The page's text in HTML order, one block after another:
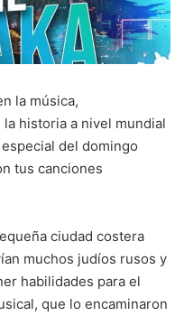
la música,
historia a nivel mundial
del domingo
tus canciones
ciudad costera
muchos judíos rusos y
habilidades para el
que lo encaminaron